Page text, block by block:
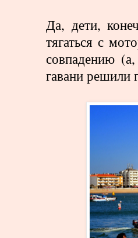
Да, дети,
тягаться с
совпадению
гавани решили